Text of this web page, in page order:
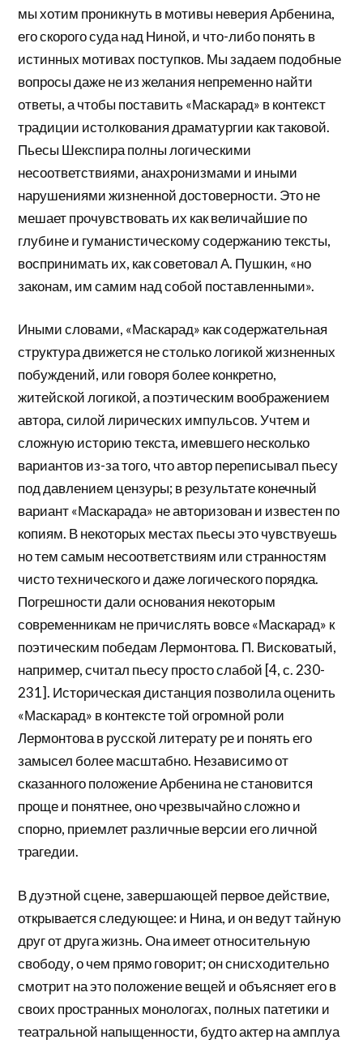
мы хотим проникнуть в мотивы неверия Арбенина,
его скорого суда над Ниной, и что-либо понять в
истинных мотивах поступков. Мы задаем подобные
вопросы даже не из желания непременно найти
ответы, а чтобы поставить «Маскарад» в контекст
традиции истолкования драматургии как таковой.
Пьесы Шекспира полны логическими
несоответствиями, анахронизмами и иными
нарушениями жизненной достоверности. Это не
мешает прочувствовать их как величайшие по
глубине и гуманистическому содержанию тексты,
воспринимать их, как советовал А. Пушкин, «но
законам, им самим над собой поставленными».
Иными словами, «Маскарад» как содержательная
структура движется не столько логикой жизненных
побуждений, или говоря более конкретно,
житейской логикой, а поэтическим воображением
автора, силой лирических импульсов. Учтем и
сложную историю текста, имевшего несколько
вариантов из-за того, что автор переписывал пьесу
под давлением цензуры; в результате конечный
вариант «Маскарада» не авторизован и известен по
копиям. В некоторых местах пьесы это чувствуешь
но тем самым несоответствиям или странностям
чисто технического и даже логического порядка.
Погрешности дали основания некоторым
современникам не причислять вовсе «Маскарад» к
поэтическим победам Лермонтова. П. Висковатый,
например, считал пьесу просто слабой [4, с. 230-
231]. Историческая дистанция позволила оценить
«Маскарад» в контексте той огромной роли
Лермонтова в русской литерату ре и понять его
замысел более масштабно. Независимо от
сказанного положение Арбенина не становится
проще и понятнее, оно чрезвычайно сложно и
спорно, приемлет различные версии его личной
трагедии.
В дуэтной сцене, завершающей первое действие,
открывается следующее: и Нина, и он ведут тайную
друг от друга жизнь. Она имеет относительную
свободу, о чем прямо говорит; он снисходительно
смотрит на это положение вещей и объясняет его в
своих пространных монологах, полных патетики и
театральной напыщенности, будто актер на амплуа